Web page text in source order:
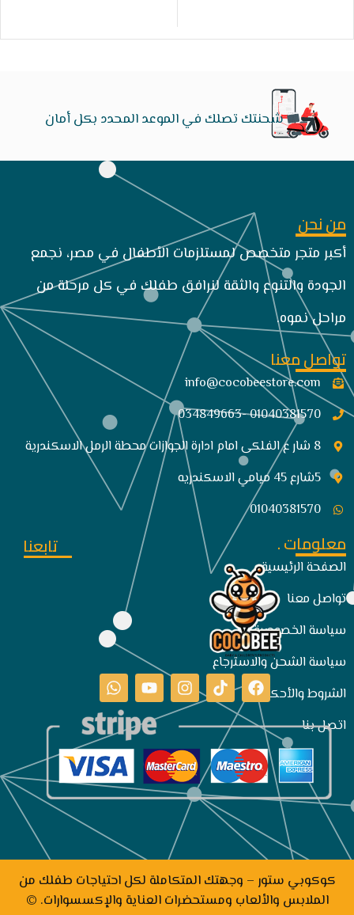
شحنتك تصلك في الموعد المحدد بكل أمان
من نحن
أكبر متجر متخصص لمستلزمات الأطفال في مصر، نجمع
الجودة والتنوع والثقة لنرافق طفلك في كل مرحلة من
مراحل نموه.
تواصل معنا
info@cocobeestore.com​
01040381570 -034849663
8 شار ع الفلكى امام ادارة الجوازات محطة الرمل الاسكندرية
5شارع 45 ميامي الاسكندريه
01040381570
معلومات .
الصفحة الرئيسية
تواصل معنا
سياسة الخصوصية
سياسة الشحن والاسترجاع
الشروط والأحكام
اتصل بنا
تابعنا
كوكوبي ستور – وجهتك المتكاملة لكل احتياجات طفلك من
الملابس والألعاب ومستحضرات العناية والإكسسوارات. ©